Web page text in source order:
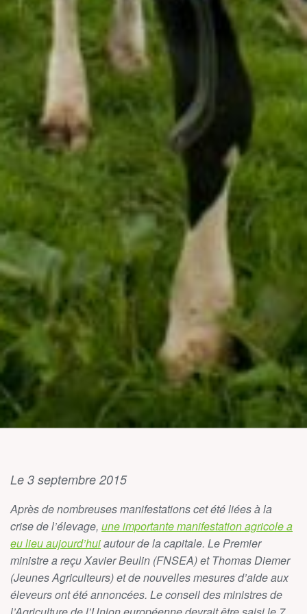
Le 3 septembre 2015
Après de nombreuses manifestations cet été liées à la
crise de l’élevage, une importante manifestation agricole a
eu lieu aujourd’huiautour de la capitale. Le Premier
ministre a reçu Xavier Beulin (FNSEA) et Thomas Diemer
(Jeunes Agriculteurs) et de nouvelles mesures d’aide aux
éleveurs ont été annoncées. Le conseil des ministres de